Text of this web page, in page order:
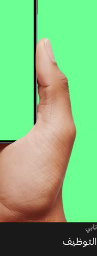
تابي
التوظيف